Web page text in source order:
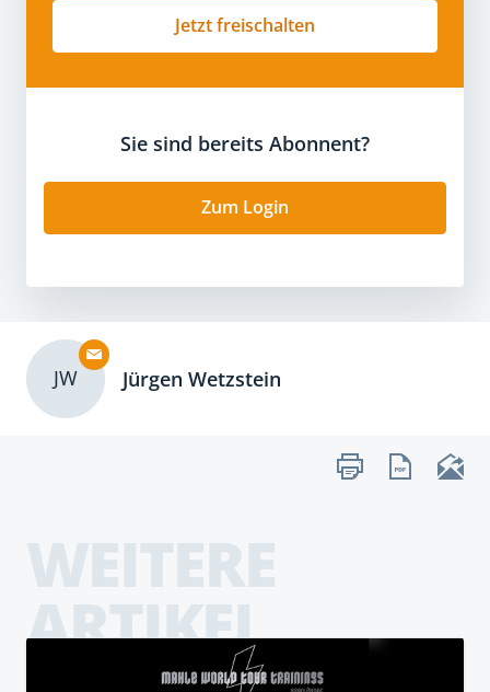
Jetzt freischalten
Sie sind bereits Abonnent?
Zum Login
JW Jürgen Wetzstein
ARTIKEL